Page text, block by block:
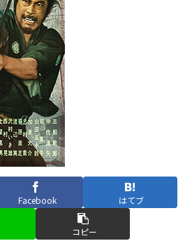
Facebook はてブ
コピー